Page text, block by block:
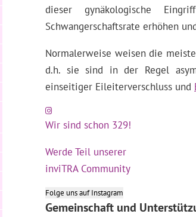
dieser gynäkologische
Schwangerschaftsrate erhöhen
Normalerweise weisen die
d.h. sie sind in der Regel
einseitiger Eileiterverschluss und
Wir sind schon 329!
Werde Teil unserer
inviTRA Community
Folge uns auf Instagram
Gemeinschaft und